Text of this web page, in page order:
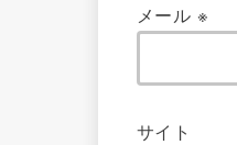
メール ※
サイト